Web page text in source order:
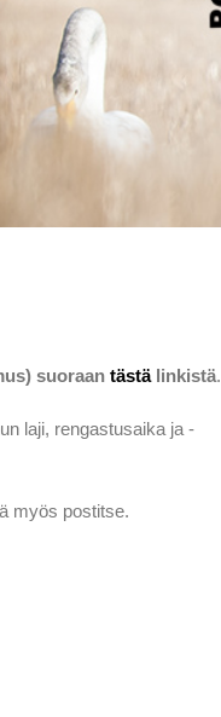
suoraan tästä linkistä.
laji, rengastusaika ja -
myös postitse.